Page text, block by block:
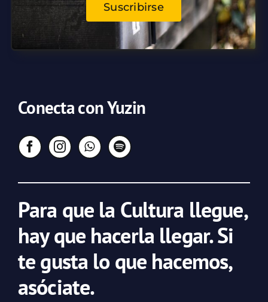
Suscribirse
Conecta con Yuzin
Para que la Cultura llegue,
hay que hacerla llegar. Si
te gusta lo que hacemos,
asóciate.